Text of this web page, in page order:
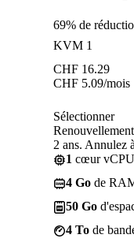
69% de
KVM 1
CHF 16.29
CHF 5.09/mois
Sélectionner
2 ans. Annulez
1 cœur vCPU
4 Go de
50 Go
4 To de